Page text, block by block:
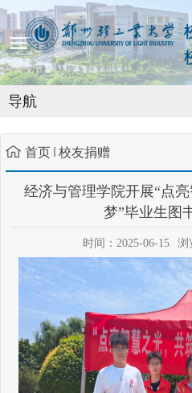
导航
首页 校友捐赠
经济与管理学院开展“点
梦”毕业生图
时间：2025-06-15 浏